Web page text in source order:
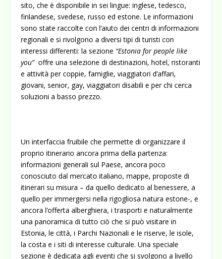
sito, che è disponibile in sei lingue: inglese, tedesco,
finlandese, svedese, russo ed estone. Le informazioni
sono state raccolte con l’aiuto dei centri di informazioni
regionali e si rivolgono a diversi tipi di turisti con
interessi differenti: la sezione “Estonia for people like
you” offre una selezione di destinazioni, hotel, ristoranti
e attività per coppie, famiglie, viaggiatori d’affari,
giovani, senior, gay, viaggiatori disabili e per chi cerca
soluzioni a basso prezzo.
Un interfaccia fruibile che permette di organizzare il
proprio itinerario ancora prima della partenza:
informazioni generali sul Paese, ancora poco
conosciuto dal mercato italiano, mappe, proposte di
itinerari su misura – da quello dedicato al benessere, a
quello per immergersi nella rigogliosa natura estone-, e
ancora l’offerta alberghiera, i trasporti e naturalmente
una panoramica di tutto ciò che si può visitare in
Estonia, le città, i Parchi Nazionali e le riserve, le isole,
la costa e i siti di interesse culturale. Una speciale
sezione è dedicata agli eventi che si svolgono a livello